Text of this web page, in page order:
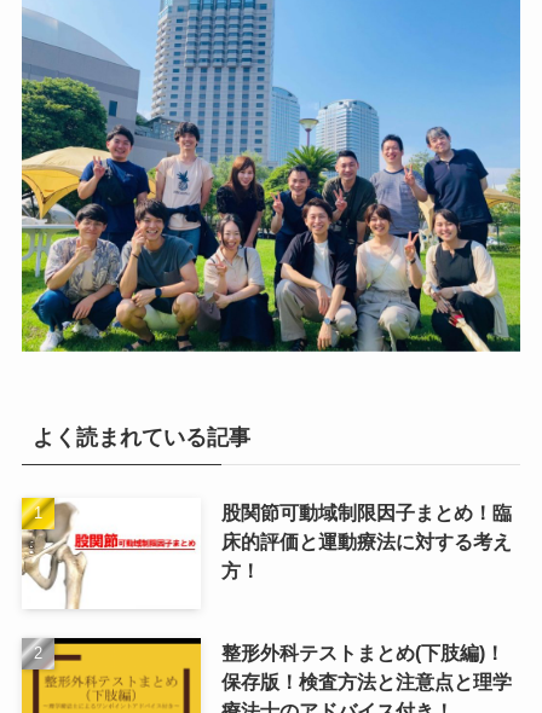
よく読まれている記事
股関節可動域制限因子まとめ！臨
床的評価と運動療法に対する考え
方！
整形外科テストまとめ(下肢編)！
保存版！検査方法と注意点と理学